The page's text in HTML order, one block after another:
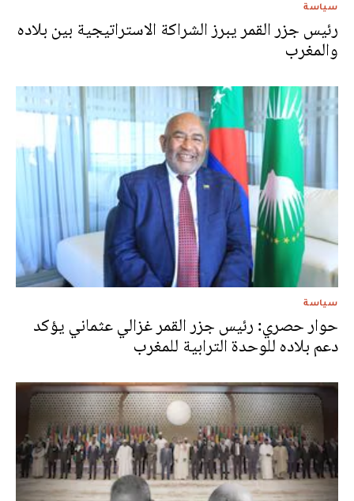
سياسة
رئيس جزر القمر يبرز الشراكة الاستراتيجية بين بلاده
والمغرب
سياسة
حوار حصري: رئيس جزر القمر غزالي عثماني يؤكد
دعم بلاده للوحدة الترابية للمغرب